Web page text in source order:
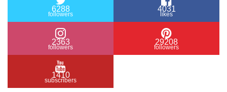
6288
followers
4031
likes
2363
followers
29208
followers
1410
subscribers